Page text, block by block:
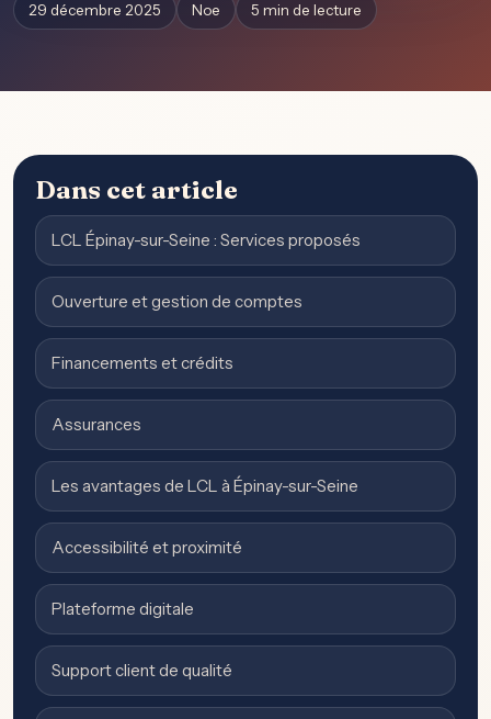
29 décembre 2025 Noe 5 min de lecture
Dans cet article
LCL Épinay-sur-Seine : Services proposés
Ouverture et gestion de comptes
Financements et crédits
Assurances
Les avantages de LCL à Épinay-sur-Seine
Accessibilité et proximité
Plateforme digitale
Support client de qualité